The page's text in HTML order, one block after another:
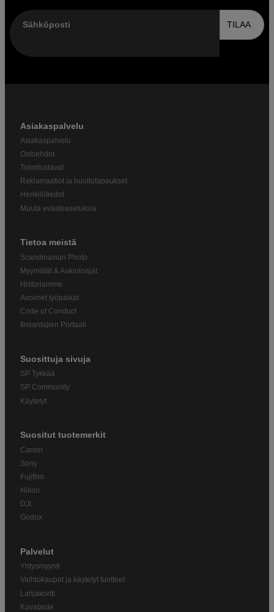
Sähköposti TILAA
Asiakaspalvelu
Asiakaspalvelu
Ostoehdot
Toimitustavat
Reklamaatiot ja huoltotapaukset
Henkilötiedot
Muuta evästeasetuksia
Tietoa meistä
Scandinavian Photo
Myymälät & Aukioloajat
Historiamme
Avoimet työpaikat
Code of Conduct
Ilmiantajien Portaali
Suosittuja sivuja
SP Tykkää
SP Community
Käytetyt
Suositut tuotemerkit
Canon
Sony
Fujifilm
Nikon
DJI
Godox
Palvelut
Yritysmyynti
Vaihtokaupat ja käytetyt tuotteet
Lahjakortti
Kuvataide